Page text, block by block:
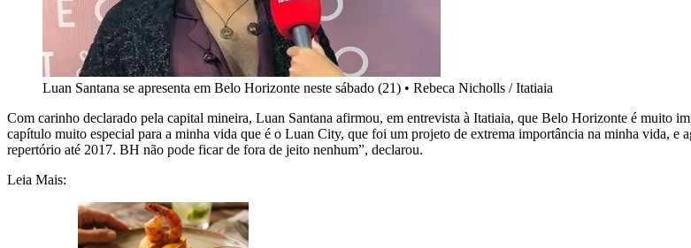
Luan Santana se apresenta em Belo Horizonte neste sábado (21) • Rebeca Nicholls / Itatiaia
Com carinho declarado pela capital mineira, Luan Santana afirmou, em entrevista à Itatiaia, que Belo Horizonte é muito
capítulo muito especial para a minha vida que é o Luan City, que foi um projeto de extrema importância na minha vida, e
repertório até 2017. BH não pode ficar de fora de jeito nenhum”, declarou.
Leia Mais: